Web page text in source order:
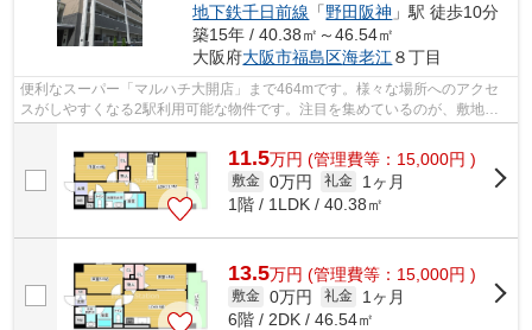
地下鉄千日前線 「野田阪神 」駅 徒歩10分
築15年 / 40.38㎡～46.54㎡
大阪府大阪市福島区海老江 ８丁目
便利なスーパー「マルハチ大開店」まで464mです。様々な場所へのアクセ
スがしやすくなる2駅利用可能な物件です。注目を集めているのが、敷地内
11.5万円 (管理費等：15,000円 )
敷金 0万円 礼金
1ヶ月
1階 / 1LDK / 40.38㎡
13.5万円 (管理費等：15,000円 )
敷金 0万円 礼金
1ヶ月
6階 / 2DK / 46.54㎡